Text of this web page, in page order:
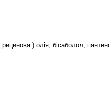
) олія, бісаболол,